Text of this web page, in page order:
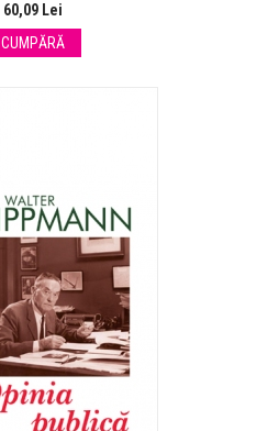
60,09 Lei
CUMPĂRĂ